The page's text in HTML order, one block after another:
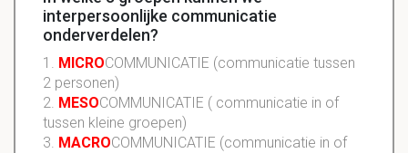
interpersoonlijke communicatie
onderverdelen?
1. MICROCOMMUNICATIE (communicatie tussen
2 personen)
2. MESOCOMMUNICATIE ( communicatie in of
tussen kleine groepen)
3. MACROCOMMUNICATIE (communicatie in of